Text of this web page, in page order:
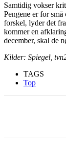
Samtidig vokser
Pengene er for
forskel, lyder det
kommer en
december, skal de
Kilder: Spiegel,
TAGS
Top